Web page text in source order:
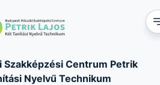
Szakképzési Centrum Petrik
Nyelvű Technikum